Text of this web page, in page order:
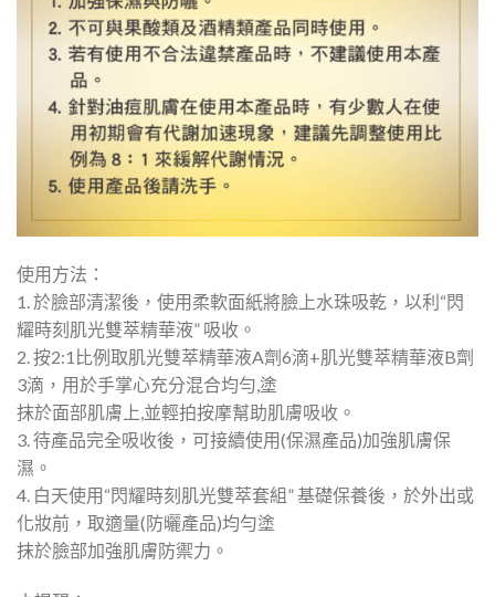
使用方法：
1. 於臉部清潔後，使用柔軟面紙將臉上水珠吸乾，以利“閃
耀時刻肌光雙萃精華液” 吸收。
2. 按2:1比例取肌光雙萃精華液A劑6滴+肌光雙萃精華液B劑
3滴，用於手掌心充分混合均勻,塗
抹於面部肌膚上,並輕拍按摩幫助肌膚吸收。
3. 待產品完全吸收後，可接續使用(保濕產品)加強肌膚保
濕。
4. 白天使用“閃耀時刻肌光雙萃套組” 基礎保養後，於外出或
化妝前，取適量(防曬產品)均勻塗
抹於臉部加強肌膚防禦力。